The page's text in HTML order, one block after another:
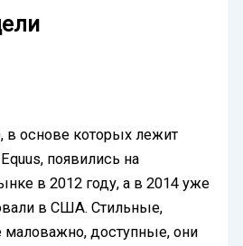
в основе которых лежит
появились на
в 2012 году, а в 2014 уже
в США. Стильные,
маловажно, доступные, они